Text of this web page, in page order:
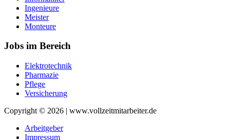
Ingenieure
Meister
Monteure
Jobs im Bereich
Elektrotechnik
Pharmazie
Pflege
Versicherung
Copyright © 2026 | www.vollzeitmitarbeiter.de
Arbeitgeber
Impressum